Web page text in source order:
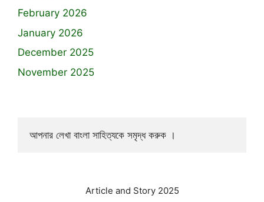
February 2026
January 2026
December 2025
November 2025
আপনার লেখা বাংলা সাহিত্যকে সমৃদ্ধ করুক ।
Article and Story 2025